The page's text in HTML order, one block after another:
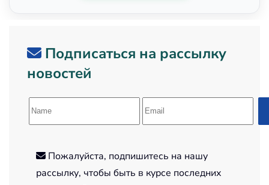
Подписаться на рассылку
новостей
Пожалуйста, подпишитесь на нашу
рассылку, чтобы быть в курсе последних